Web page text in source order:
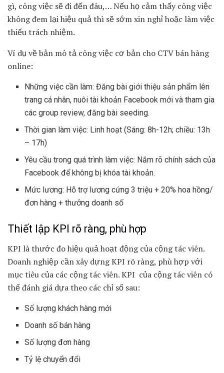
gì, công việc sẽ đi đến đâu,… Nếu họ cảm thấy công việc
không đem lại hiệu quả thì sẽ sớm xin nghỉ hoặc làm việc
thiếu trách nhiệm.
Ví dụ về bản mô tả công việc cơ bản cho CTV bán hàng
online:
Những việc cần làm: Đăng bài giới thiệu sản phẩm lên
trang cá nhân, nuôi tài khoản Facebook mới và tham gia
các group review, đăng bài seeding.
Thời gian làm việc: Linh hoạt (Sáng: 8h-12h; chiều: 13h
– 17h)
Yêu cầu trong quá trình làm việc: Nắm rõ chính sách của
Facebook để không bị khóa tài khoản.
Mức lương: Hỗ trợ lương cứng 3 triệu + 20% hoa hồng/
đơn hàng + thưởng doanh số
Thiết lập KPI rõ ràng, phù hợp
KPI là thước đo hiệu quả hoạt động của cộng tác viên.
Doanh nghiệp cần xây dựng KPI rõ ràng, phù hợp với
mục tiêu của các cộng tác viên. KPI của cộng tác viên có
thể đánh giá dựa theo các chỉ số sau:
Số lượng khách hàng mới
Doanh số bán hàng
Số lượng đơn hàng
Tỷ lệ chuyển đổi